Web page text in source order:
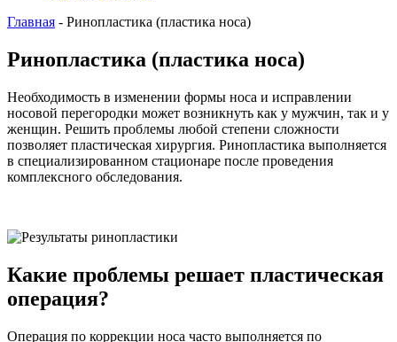
Главная - Ринопластика (пластика носа)
Ринопластика (пластика носа)
Необходимость в изменении формы носа и исправлении
носовой перегородки может возникнуть как у мужчин, так и у
женщин. Решить проблемы любой степени сложности
позволяет пластическая хирургия. Ринопластика выполняется
в специализированном стационаре после проведения
комплексного обследования.
Какие проблемы решает пластическая
операция?
Операция по коррекции носа часто выполняется по